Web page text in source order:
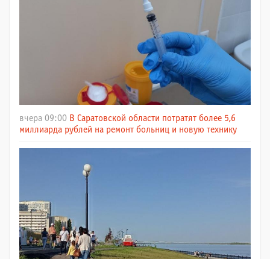
вчера 09:00 В Саратовской области потратят более 5,6
миллиарда рублей на ремонт больниц и новую технику